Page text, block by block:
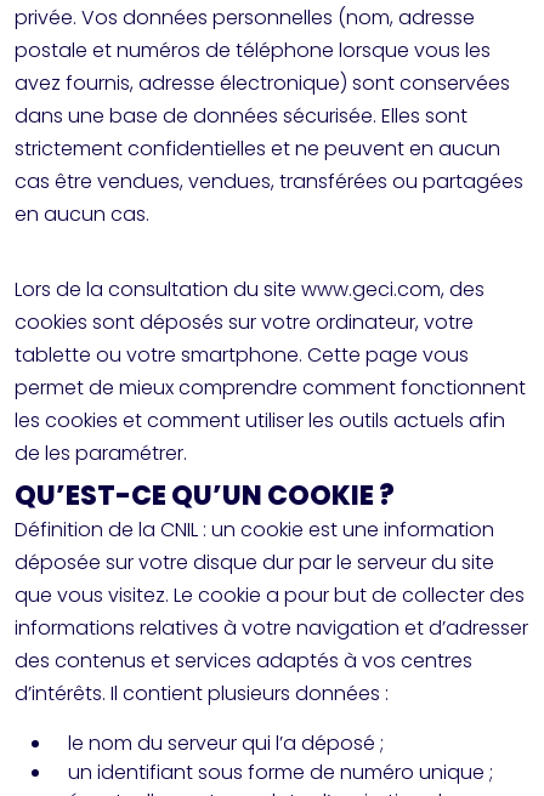
privée. Vos données personnelles (nom, adresse
postale et numéros de téléphone lorsque vous les
avez fournis, adresse électronique) sont conservées
dans une base de données sécurisée. Elles sont
strictement confidentielles et ne peuvent en aucun
cas être vendues, vendues, transférées ou partagées
en aucun cas.
Lors de la consultation du site www.geci.com, des
cookies sont déposés sur votre ordinateur, votre
tablette ou votre smartphone. Cette page vous
permet de mieux comprendre comment fonctionnent
les cookies et comment utiliser les outils actuels afin
de les paramétrer.
QU’EST-CE QU’UN COOKIE ?
Définition de la CNIL : un cookie est une information
déposée sur votre disque dur par le serveur du site
que vous visitez. Le cookie a pour but de collecter des
informations relatives à votre navigation et d’adresser
des contenus et services adaptés à vos centres
d’intérêts. Il contient plusieurs données :
le nom du serveur qui l’a déposé ;
un identifiant sous forme de numéro unique ;